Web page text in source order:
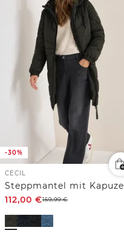
-30%
CECIL
Steppmantel mit Kapuze
112,00 €159,99€